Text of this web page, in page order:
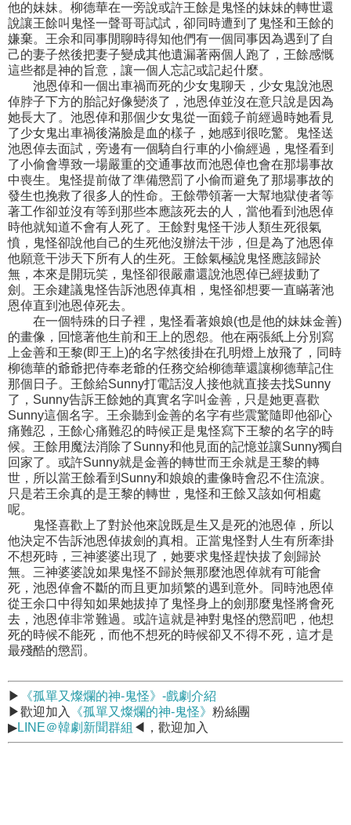
他的妹妹。柳德華在一旁說或許王餘是鬼怪的妹妹的轉世還
說讓王餘叫鬼怪一聲哥哥試試，卻同時遭到了鬼怪和王餘的
嫌棄。王余和同事閒聊時得知他們有一個同事因為遇到了自
己的妻子然後把妻子變成其他遺漏著兩個人跑了，王餘感慨
這些都是神的旨意，讓一個人忘記或記起什麼。
池恩倬和一個出車禍而死的少女鬼聊天，少女鬼說池恩
倬脖子下方的胎記好像變淡了，池恩倬並沒在意只說是因為
她長大了。池恩倬和那個少女鬼從一面鏡子前經過時她看見
了少女鬼出車禍後滿臉是血的樣子，她感到很吃驚。鬼怪送
池恩倬去面試，旁邊有一個騎自行車的小偷經過，鬼怪看到
了小偷會導致一場嚴重的交通事故而池恩倬也會在那場事故
中喪生。鬼怪提前做了準備懲罰了小偷而避免了那場事故的
發生也挽救了很多人的性命。王餘帶領著一大幫地獄使者等
著工作卻並沒有等到那些本應該死去的人，當他看到池恩倬
時他就知道不會有人死了。王餘對鬼怪干涉人類生死很氣
憤，鬼怪卻說他自己的生死他沒辦法干涉，但是為了池恩倬
他願意干涉天下所有人的生死。王餘氣極說鬼怪應該歸於
無，本來是開玩笑，鬼怪卻很嚴肅還說池恩倬已經拔動了
劍。王余建議鬼怪告訴池恩倬真相，鬼怪卻想要一直瞞著池
恩倬直到池恩倬死去。
在一個特殊的日子裡，鬼怪看著娘娘(也是他的妹妹金善)
的畫像，回憶著他生前和王上的恩怨。他在兩張紙上分別寫
上金善和王黎(即王上)的名字然後掛在孔明燈上放飛了，同時
柳德華的爺爺把侍奉老爺的任務交給柳德華還讓柳德華記住
那個日子。王餘給Sunny打電話沒人接他就直接去找Sunny
了，Sunny告訴王餘她的真實名字叫金善，只是她更喜歡
Sunny這個名字。王余聽到金善的名字有些震驚隨即他卻心
痛難忍，王餘心痛難忍的時候正是鬼怪寫下王黎的名字的時
候。王餘用魔法消除了Sunny和他見面的記憶並讓Sunny獨自
回家了。或許Sunny就是金善的轉世而王余就是王黎的轉
世，所以當王餘看到Sunny和娘娘的畫像時會忍不住流淚。
只是若王余真的是王黎的轉世，鬼怪和王餘又該如何相處
呢。
鬼怪喜歡上了對於他來說既是生又是死的池恩倬，所以
他決定不告訴池恩倬拔劍的真相。正當鬼怪對人生有所牽掛
不想死時，三神婆婆出現了，她要求鬼怪趕快拔了劍歸於
無。三神婆婆說如果鬼怪不歸於無那麼池恩倬就有可能會
死，池恩倬會不斷的而且更加頻繁的遇到意外。同時池恩倬
從王余口中得知如果她拔掉了鬼怪身上的劍那麼鬼怪將會死
去，池恩倬非常難過。或許這就是神對鬼怪的懲罰吧，他想
死的時候不能死，而他不想死的時候卻又不得不死，這才是
最殘酷的懲罰。
▶
《孤單又燦爛的神-鬼怪》-戲劇介紹
▶歡迎加入
《孤單又燦爛的神-鬼怪》 粉絲團
▶LINE＠韓劇新聞群組 ◀，歡迎加入